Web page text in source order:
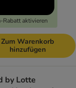
Rabatt aktivieren
Zum Warenkorb
hinzufügen
by Lotte